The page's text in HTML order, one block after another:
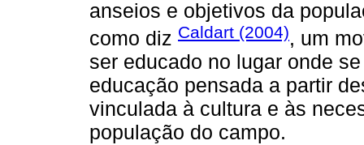
anseios e objetivos da
como diz Caldart (2004), um
ser educado no lugar onde
educação pensada a partir
vinculada à cultura e às
população do campo.